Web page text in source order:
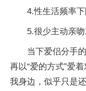
4.性生活频率下
5.很少主动亲
当下爱侣分手
再以“爱的方式”爱
我身边，似乎只是